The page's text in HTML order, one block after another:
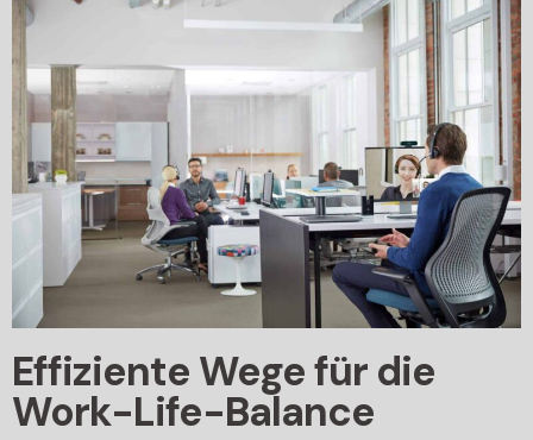
Effiziente Wege für die
Work-Life-Balance